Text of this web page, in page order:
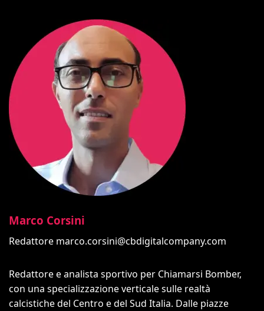
Marco Corsini
Redattore marco.corsini@cbdigitalcompany.com
Redattore e analista sportivo per Chiamarsi Bomber,
con una specializzazione verticale sulle realtà
calcistiche del Centro e del Sud Italia. Dalle piazze